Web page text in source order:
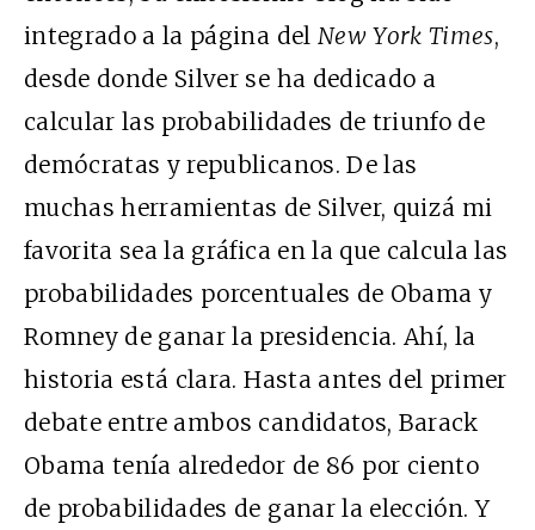
integrado a la página del New York Times,
desde donde Silver se ha dedicado a
calcular las probabilidades de triunfo de
demócratas y republicanos. De las
muchas herramientas de Silver, quizá mi
favorita sea la gráfica en la que calcula las
probabilidades porcentuales de Obama y
Romney de ganar la presidencia. Ahí, la
historia está clara. Hasta antes del primer
debate entre ambos candidatos, Barack
Obama tenía alrededor de 86 por ciento
de probabilidades de ganar la elección. Y